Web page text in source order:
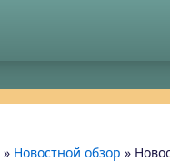
» Новостной обзор »